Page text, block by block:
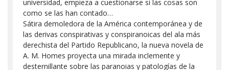
universidad, empieza a cuestionarse si las cosas son
como se las han contado…
Sátira demoledora de la América contemporánea y de
las derivas conspirativas y conspiranoicas del ala más
derechista del Partido Republicano, la nueva novela de
A. M. Homes proyecta una mirada inclemente y
desternillante sobre las paranoias y patologías de la